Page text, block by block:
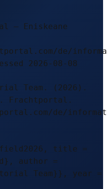
– Eniskeane
de/
2026-08-08
Team. (2026).
Frachtportal.
de/
title =
author =
Team}}, year =